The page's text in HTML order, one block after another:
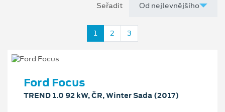
Seřadit
1 2 3
Ford Focus
TREND 1.0 92 kW, ČR, Winter Sada (2017)